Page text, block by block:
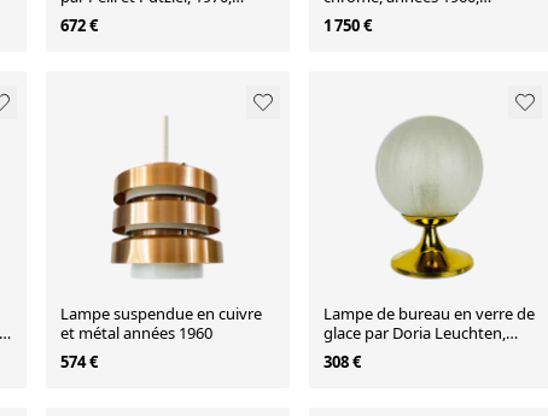
Allemagne
672 €
Allemagne
1 750 €
Lampe suspendue en cuivre
et métal années 1960
574 €
Lampe de bureau en verre de
glace par Doria Leuchten,
1970
308 €